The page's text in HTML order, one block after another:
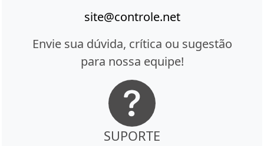
site@controle.net
Envie sua dúvida, crítica ou sugestão
para nossa equipe!
SUPORTE